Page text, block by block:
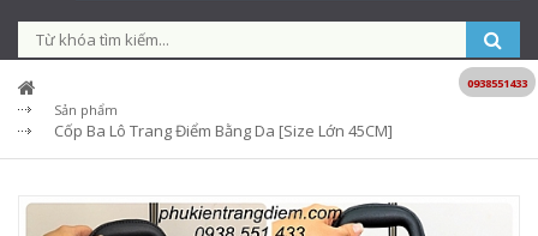
Sản phẩm
Cốp Ba Lô Trang Điểm Bằng Da [Size Lớn 45CM]
0938551433